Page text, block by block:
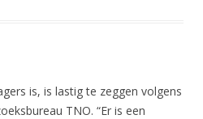
is, is lastig te zeggen volgens
TNO. “Er is een